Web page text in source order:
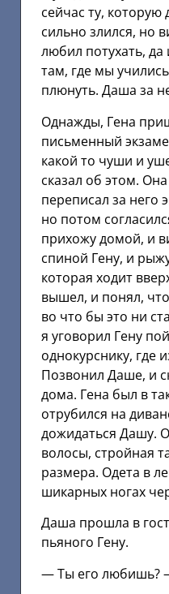
сейчас ту,
сильно злился, но
любил потухать,
там, где мы
плюнуть. Даша за
Однажды, Гена
письменный
какой то чуши и
сказал об этом.
переписал за него
но потом
прихожу домой, и
спиной Гену, и
которая ходит
вышел, и понял,
во что бы это ни
я уговорил Гену
однокурснику, где
Позвонил Даше, и
дома. Гена был в
отрубился на
дожидаться Дашу.
волосы, стройная
размера. Одета в
шикарных ногах
Даша прошла в
пьяного Гену.
— Ты его любишь?